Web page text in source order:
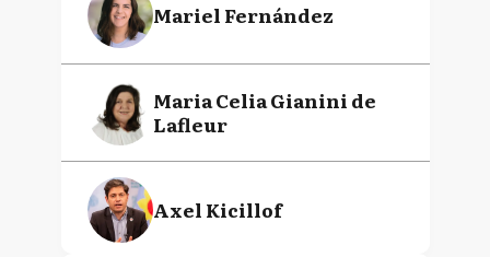
Mariel Fernández
Maria Celia Gianini de
Lafleur
Axel Kicillof